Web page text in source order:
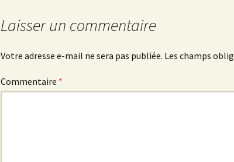
Laisser un commentaire
Votre adresse e-mail ne sera pas publiée. Les champs
Commentaire *